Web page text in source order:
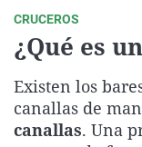
Economía
Deportes
El tiempo
Más noticias
CRUCEROS
¿Qué es
Existen los
canallas de
canallas. Una